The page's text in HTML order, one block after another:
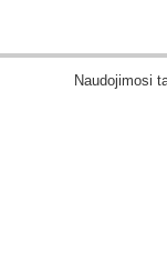
Naudojimosi